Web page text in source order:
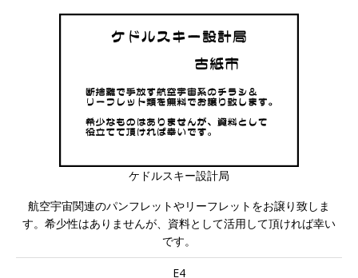
ケドルスキー設計局
航空宇宙関連のパンフレットやリーフレットをお譲り致しま
す。希少性はありませんが、資料として活用して頂ければ幸い
です。
E4